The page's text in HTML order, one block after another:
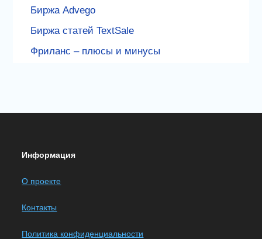
Биржа Advego
Биржа статей TextSale
Фриланс – плюсы и минусы
Информация
О проекте
Контакты
Политика конфиденциальности